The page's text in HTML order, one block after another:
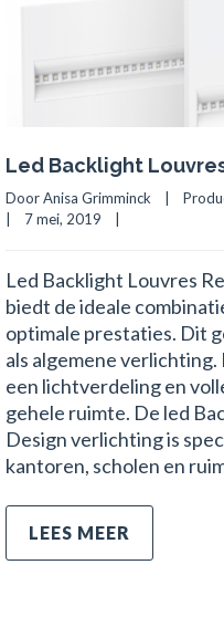
Led Backlight
Door Anisa Grimminck    |
|    7 mei, 2019    |
Led Backlight Louvres
biedt de ideale
optimale prestaties. Dit
als algemene
een lichtverdeling en
gehele ruimte. De led
Design verlichting is
kantoren, scholen en
LEES MEER